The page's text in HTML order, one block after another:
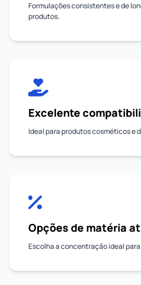
Formulações consistentes e de
produtos.
Excelente
Ideal para produtos cosméticos e
Opções de matéria
Escolha a concentração ideal